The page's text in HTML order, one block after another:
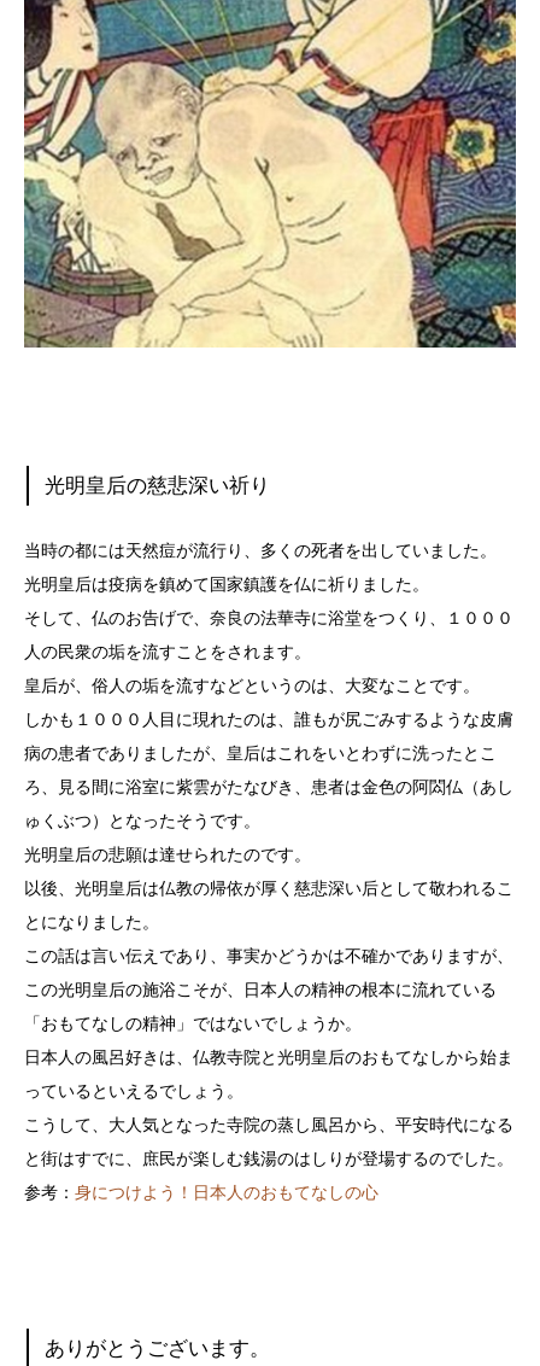
光明皇后の慈悲深い祈り
当時の都には天然痘が流行り、多くの死者を出していました。
光明皇后は疫病を鎮めて国家鎮護を仏に祈りました。
そして、仏のお告げで、奈良の法華寺に浴堂をつくり、１０００
人の民衆の垢を流すことをされます。
皇后が、俗人の垢を流すなどというのは、大変なことです。
しかも１０００人目に現れたのは、誰もが尻ごみするような皮膚
病の患者でありましたが、皇后はこれをいとわずに洗ったとこ
ろ、見る間に浴室に紫雲がたなびき、患者は金色の阿閦仏（あし
ゅくぶつ）となったそうです。
光明皇后の悲願は達せられたのです。
以後、光明皇后は仏教の帰依が厚く慈悲深い后として敬われるこ
とになりました。
この話は言い伝えであり、事実かどうかは不確かでありますが、
この光明皇后の施浴こそが、日本人の精神の根本に流れている
「おもてなしの精神」ではないでしょうか。
日本人の風呂好きは、仏教寺院と光明皇后のおもてなしから始ま
っているといえるでしょう。
こうして、大人気となった寺院の蒸し風呂から、平安時代になる
と街はすでに、庶民が楽しむ銭湯のはしりが登場するのでした。
参考： 身につけよう！日本人のおもてなしの心
ありがとうございます。